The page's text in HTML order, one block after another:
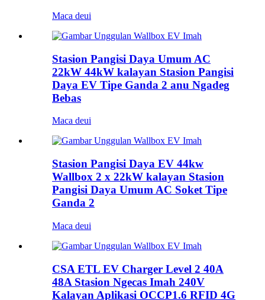
Maca deui
Stasion Pangisi Daya Umum AC
22kW 44kW kalayan Stasion Pangisi
Daya EV Tipe Ganda 2 anu Ngadeg
Bebas
Maca deui
Stasion Pangisi Daya EV 44kw
Wallbox 2 x 22kW kalayan Stasion
Pangisi Daya Umum AC Soket Tipe
Ganda 2
Maca deui
CSA ETL EV Charger Level 2 40A
48A Stasion Ngecas Imah 240V
Kalayan Aplikasi OCCP1.6 RFID 4G